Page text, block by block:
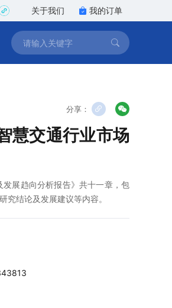
关于我们 我的订单
分享：
慧交通行业市场
展趋向分析报告》共十一章，包
究结论及发展建议等内容。